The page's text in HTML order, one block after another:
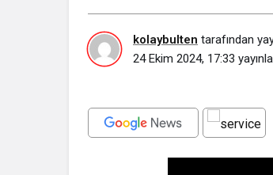
kolaybulten tarafından
24 Ekim 2024, 17:33